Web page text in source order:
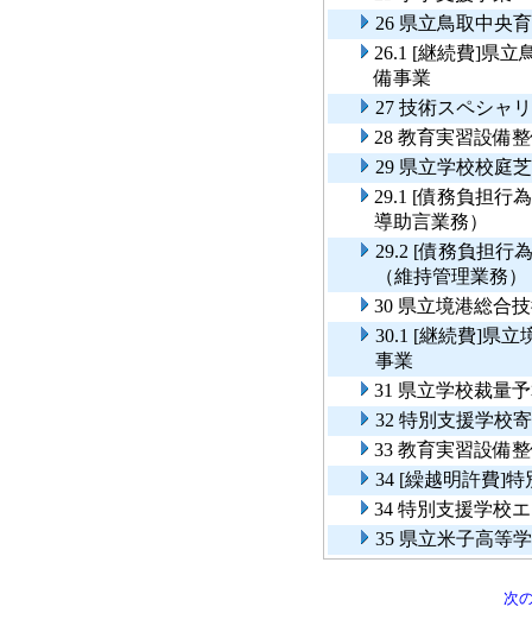
26 県立鳥取中央
26.1 [継続費]県立
備事業
27 技術スペシャ
28 教育実習設備
29 県立学校校庭
29.1 [債務負担行
導助言業務）
29.2 [債務負担行
（維持管理業務）
30 県立境港総合
30.1 [継続費]県立
事業
31 県立学校裁量
32 特別支援学校
33 教育実習設備
34 [繰越明許費]
34 特別支援学校
35 県立米子高等
次